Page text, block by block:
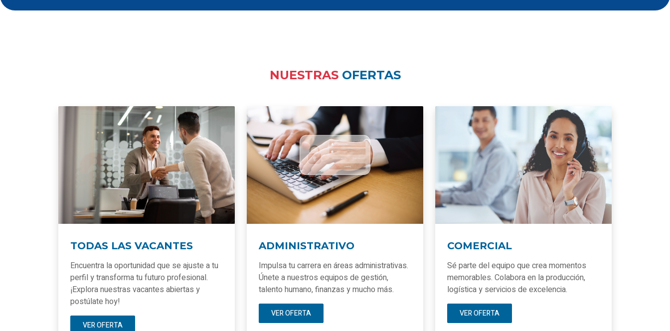
NUESTRAS OFERTAS
TODAS LAS VACANTES
Encuentra la oportunidad que se ajuste a tu
perfil y transforma tu futuro profesional.
¡Explora nuestras vacantes abiertas y
postúlate hoy!
VER OFERTA
ADMINISTRATIVO
Impulsa tu carrera en áreas administrativas.
Únete a nuestros equipos de gestión,
talento humano, finanzas y mucho más.
VER OFERTA
COMERCIAL
Sé parte del equipo que crea momentos
memorables. Colabora en la producción,
logística y servicios de excelencia.
VER OFERTA